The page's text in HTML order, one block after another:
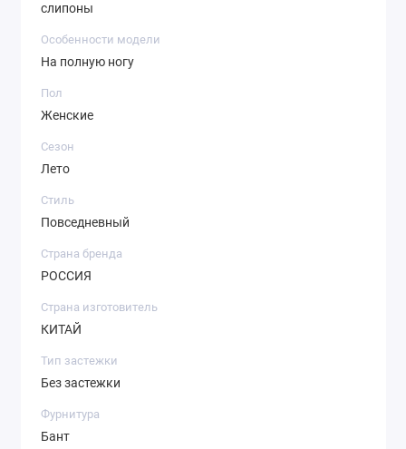
слипоны
Особенности модели
На полную ногу
Пол
Женские
Сезон
Лето
Стиль
Повседневный
Страна бренда
РОССИЯ
Страна изготовитель
КИТАЙ
Тип застежки
Без застежки
Фурнитура
Бант